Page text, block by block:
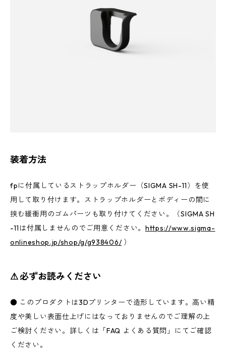
装着方法
fpに付属しているストラップホルダー（SIGMA SH-11）を使
用して取り付けます。ストラップホルダーとボディーの間に
挟む緩衝用のゴムパーツも取り付けてください。（SIGMA SH
-11は付属しませんのでご用意ください。 https://www.sigma-
onlineshop.jp/shop/g/g938406/）
⚠︎ 必ずお読みください
● このプロダクトは3Dプリンターで造形しています。高い精
度や美しい表面仕上げにはなっておりませんのでご理解の上
ご検討ください。詳しくは「FAQ よくある質問」にてご確認
ください。